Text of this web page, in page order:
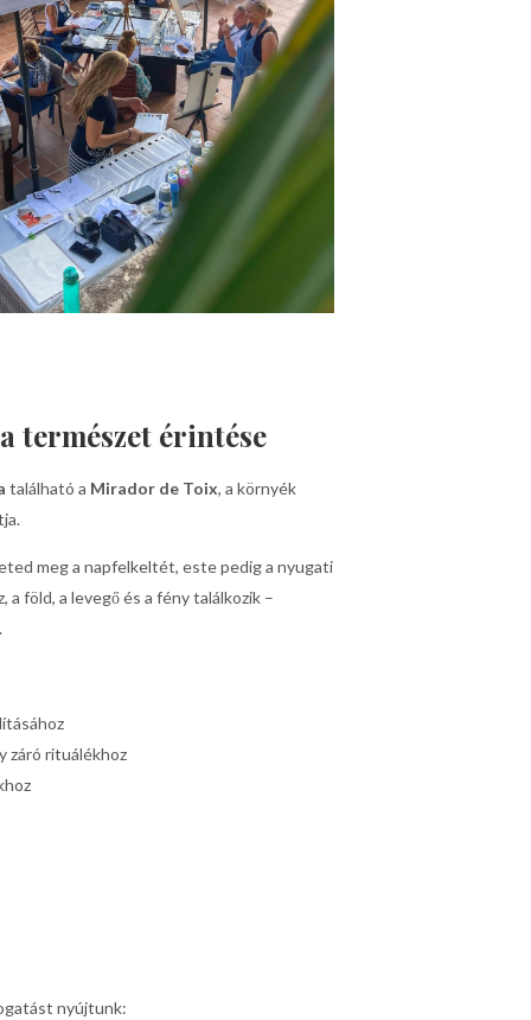
természet érintése
található a Mirador de Toix, a környék
meg a napfelkeltét, este pedig a nyugati
föld, a levegő és a fény találkozik –
záró rituálékhoz
nyújtunk: